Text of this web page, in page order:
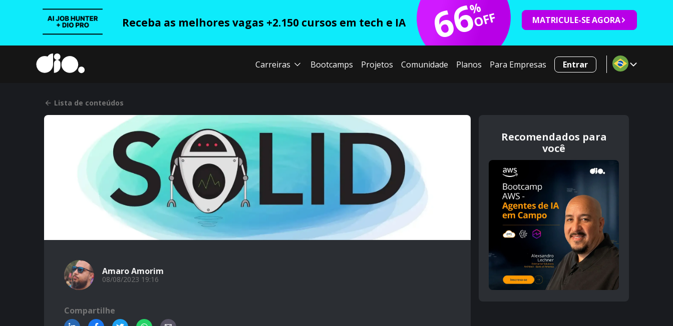
Receba as melhores vagas +2.150 cursos em tech e IA 66
%
OFF MATRICULE-SE AGORA
Carreiras Bootcamps Projetos Comunidade Planos Para Empresas Entrar
Lista de conteúdos
Amaro Amorim
08/08/2023 19:16
Compartilhe
Recomendados para
você